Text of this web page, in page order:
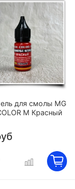
для смолы MG
M Красный